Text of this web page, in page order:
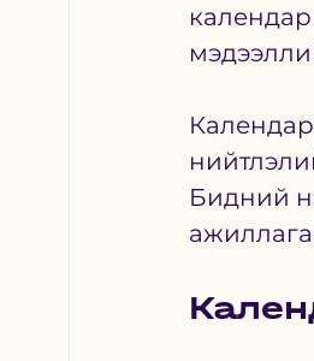
Бидний